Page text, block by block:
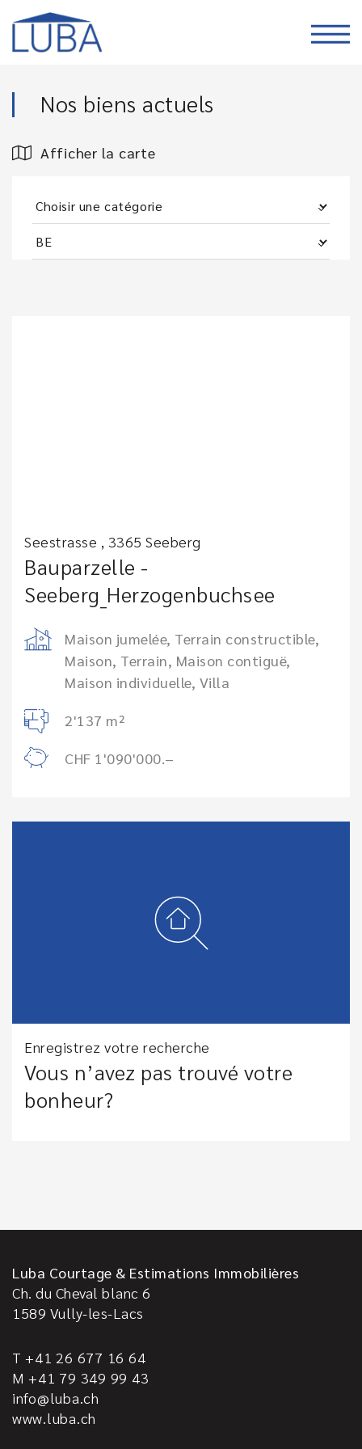
Nos biens actuels
Afficher la carte
Seestrasse , 3365 Seeberg
Bauparzelle -
Seeberg_Herzogenbuchsee
Maison jumelée, Terrain constructible,
Maison, Terrain, Maison contiguë,
Maison individuelle, Villa
2'137 m²
CHF 1'090'000.–
Enregistrez votre recherche
Vous n’avez pas trouvé votre
bonheur?
Luba Courtage & Estimations Immobilières
Ch. du Cheval blanc 6
1589 Vully-les-Lacs
T +41 26 677 16 64
M +41 79 349 99 43
info@luba.ch
www.luba.ch